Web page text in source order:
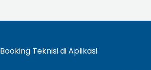
Booking Teknisi di Aplikasi